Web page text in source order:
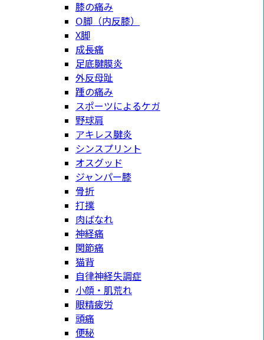
膝の痛み
O脚（内反膝）
X脚
成長痛
足底腱膜炎
外反母趾
踵の痛み
スポーツによるケガ
野球肩
アキレス腱炎
シンスプリント
オスグッド
ジャンパー膝
骨折
打撲
肉ばなれ
神経痛
関節痛
猫背
自律神経失調症
小顔・肌荒れ
眼精疲労
頭痛
便秘